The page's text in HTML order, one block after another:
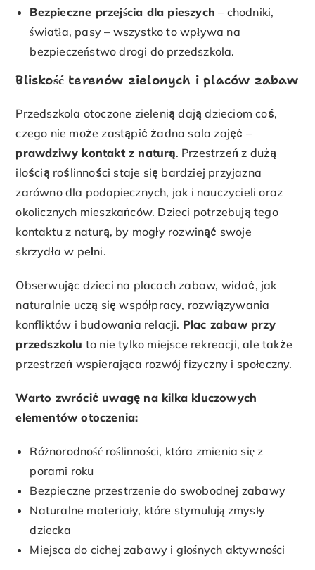
Bezpieczne przejścia dla pieszych – chodniki,
światła, pasy – wszystko to wpływa na
bezpieczeństwo drogi do przedszkola.
Bliskość terenów zielonych i placów zabaw
Przedszkola otoczone zielenią dają dzieciom coś,
czego nie może zastąpić żadna sala zajęć –
prawdziwy kontakt z naturą. Przestrzeń z dużą
ilością roślinności staje się bardziej przyjazna
zarówno dla podopiecznych, jak i nauczycieli oraz
okolicznych mieszkańców. Dzieci potrzebują tego
kontaktu z naturą, by mogły rozwinąć swoje
skrzydła w pełni.
Obserwując dzieci na placach zabaw, widać, jak
naturalnie uczą się współpracy, rozwiązywania
konfliktów i budowania relacji. Plac zabaw przy
przedszkolu to nie tylko miejsce rekreacji, ale także
przestrzeń wspierająca rozwój fizyczny i społeczny.
Warto zwrócić uwagę na kilka kluczowych
elementów otoczenia:
Różnorodność roślinności, która zmienia się z
porami roku
Bezpieczne przestrzenie do swobodnej zabawy
Naturalne materiały, które stymulują zmysły
dziecka
Miejsca do cichej zabawy i głośnych aktywności